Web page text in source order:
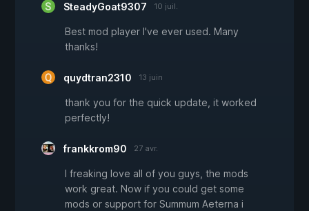
SteadyGoat9307 10 juil.
Best mod player I've ever used. Many
thanks!
quydtran2310 13 juin
thank you for the quick update, it worked
perfectly!
frankkrom90 27 avr.
I freaking love all of you guys, the mods
work great. Now if you could get some
mods or support for Summum Aeterna i